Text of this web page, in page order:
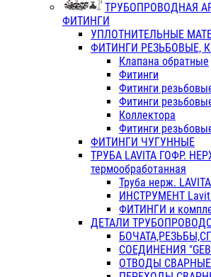
ТРУБОПРОВОДНАЯ
ФИТИНГИ
УПЛОТНИТЕЛЬНЫЕ
ФИТИНГИ РЕЗЬБОВЫЕ,
Клапана обратные
Фитинги
Фитинги
Фитинги
Коллектора
Фитинги
ФИТИНГИ ЧУГУННЫЕ
ТРУБА LAVITA ГОФР.
термообработанная
Труба нерж. LAVITA
ИНСТРУМЕНТ
ФИТИНГИ и
ДЕТАЛИ
СОЕДИНЕНИЯ
ОТВОДЫ СВАРНЫЕ